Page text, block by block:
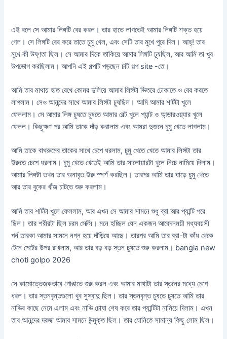
এই বলে সে আমার লিঙ্গটি বের করল। তার হাতে লাগতেই আমার লিঙ্গটি শক্ত হয়ে
গেল। সে লিঙ্গটি বের করে তাতে চুমু খেল, এবং সেটি তার মুখে পুরে দিল। আহ্‌! তার
মুখে কী উষ্ণতা ছিল। সে আমার দিকে তাকিয়ে আমার লিঙ্গটি চুষছিল, আর আমি তা খুব
উপভোগ করছিলাম। আপনি এই গল্পটি পড়ছেন চটি গল্প site -তে।
আমি তার মাথায় হাত রেখে কোমর দুলিয়ে আমার লিঙ্গটা ভিতরে ঢোকাতে ও বের করতে
লাগলাম। সেও আনন্দের সাথে আমার লিঙ্গটা চুষছিল। আমি আমার শার্টটা খুলে
ফেললাম। সে আমার লিঙ্গ চুষতে চুষতে আমার বেল্ট খুলে প্যান্ট ও আন্ডারওয়্যার খুলে
ফেলল। কিছুক্ষণ পর আমি তাকে দাঁড় করালাম এবং আমরা দুজনে চুমু খেতে লাগলাম।
আমি তাকে বাথরুমের তাকের সাথে চেপে ধরলাম, চুমু খেতে খেতে আমার লিঙ্গটা তার
উরুতে চেপে ধরলাম। চুমু খেতে খেতেই আমি তার সালোয়ারটা খুলে নিচে নামিয়ে দিলাম।
আমার লিঙ্গটা তখন তার অনাবৃত উরু স্পর্শ করছিল। তারপর আমি তার ঘাড়ে চুমু খেতে
আর তার বুকের খাঁজ চাটতে শুরু করলাম।
আমি তার শার্টটা খুলে ফেললাম, আর এখন সে আমার সামনে শুধু ব্রা আর প্যান্টি পরে
ছিল। তার শরীরটা ছিল চরম সেক্সি। মনে হচ্ছিল যেন একজন আবেদনময়ী মধ্যবয়সী
পর্ন তারকা আমার সামনে নগ্ন হয়ে দাঁড়িয়ে আছে। তারপর আমি তার ব্রা-টা কাঁধ থেকে
টেনে পেটের উপর রাখলাম, আর তার বড় বড় স্তন চুষতে শুরু করলাম। bangla new
choti golpo 2026
সে কামোত্তেজকভাবে গোঙাতে শুরু করল এবং আমার মাথাটা তার স্তনের মধ্যে চেপে
ধরল। তার স্তনবৃন্তগুলো খুব সুস্বাদু ছিল। তার স্তনবৃন্ত চুষতে চুষতে আমি তার
নাভির কাছে নেমে এলাম এবং নাভি চোষা শেষ করে তার প্যান্টিটা নামিয়ে দিলাম। এখন
তার আনন্দের দরজা আমার সামনে উন্মুক্ত ছিল। তার যোনিতে সামান্য কিছু লোম ছিল।